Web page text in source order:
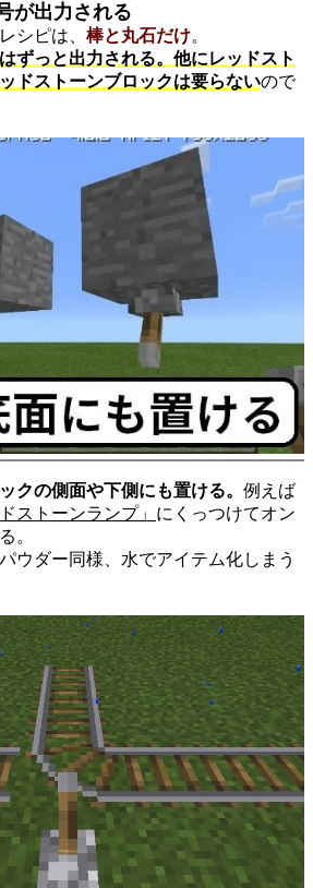
が出力される
シピは、 棒と丸石だけ。
ずっと出力される。他にレッドスト
ドストーンブロックは要らないので
クの側面や下側にも置ける。 例えば
ストーンランプ」 にくっつけてオン
。
ウダー同様、水でアイテム化しまう